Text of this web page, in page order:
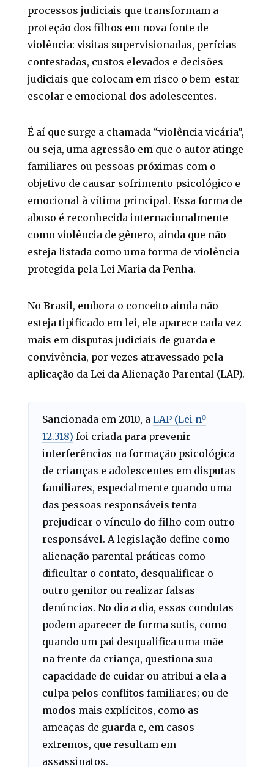
processos judiciais que transformam a
proteção dos filhos em nova fonte de
violência: visitas supervisionadas, perícias
contestadas, custos elevados e decisões
judiciais que colocam em risco o bem-estar
escolar e emocional dos adolescentes.
É aí que surge a chamada “violência vicária”,
ou seja, uma agressão em que o autor atinge
familiares ou pessoas próximas com o
objetivo de causar sofrimento psicológico e
emocional à vítima principal. Essa forma de
abuso é reconhecida internacionalmente
como violência de gênero, ainda que não
esteja listada como uma forma de violência
protegida pela Lei Maria da Penha.
No Brasil, embora o conceito ainda não
esteja tipificado em lei, ele aparece cada vez
mais em disputas judiciais de guarda e
convivência, por vezes atravessado pela
aplicação da Lei da Alienação Parental (LAP).
Sancionada em 2010, a LAP (Lei nº
12.318) foi criada para prevenir
interferências na formação psicológica
de crianças e adolescentes em disputas
familiares, especialmente quando uma
das pessoas responsáveis tenta
prejudicar o vínculo do filho com outro
responsável. A legislação define como
alienação parental práticas como
dificultar o contato, desqualificar o
outro genitor ou realizar falsas
denúncias. No dia a dia, essas condutas
podem aparecer de forma sutis, como
quando um pai desqualifica uma mãe
na frente da criança, questiona sua
capacidade de cuidar ou atribui a ela a
culpa pelos conflitos familiares; ou de
modos mais explícitos, como as
ameaças de guarda e, em casos
extremos, que resultam em
assassinatos.